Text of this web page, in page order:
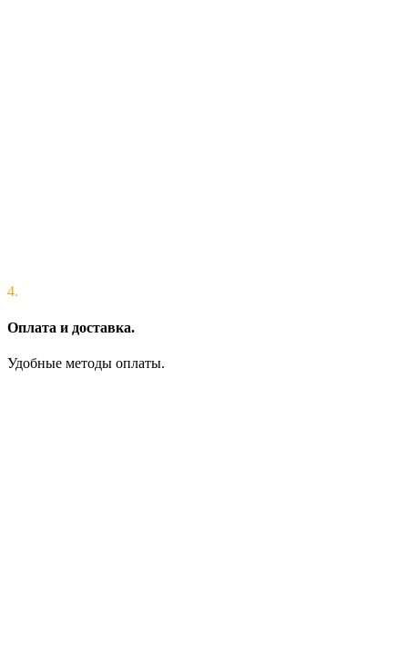
4.
Оплата и доставка.
Удобные методы оплаты.